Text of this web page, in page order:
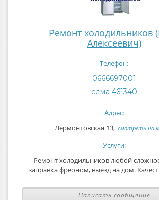
Ремонт холодильников
Алексеевич)
Телефон:
0666697001
сдма 461340
Адрес:
Лермонтовская 13, смотреть на
Услуги:
Ремонт холодильников любой
заправка фреоном, выезд на дом.
Написать сообщение